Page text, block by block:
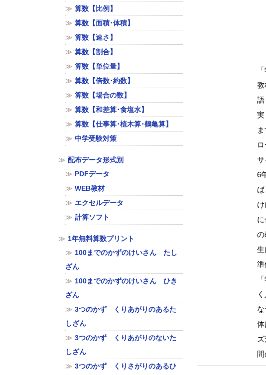
教
語
実
サ
6
の
生
準
体
算数【比例】
算数【面積･体積】
算数【速さ】
算数【割合】
算数【単位量】
算数【倍数･約数】
算数【場合の数】
算数【和差算･食塩水】
算数【仕事算･植木算･鶴亀算】
中学受験対策
配布データ形式別
PDFデータ
WEB教材
エクセルデータ
計算ソフト
1年無料算数プリント
100までのかずのけいさん たし
ざん
100までのかずのけいさん ひき
ざん
3つのかず くりあがりのあるた
しざん
3つのかず くりあがりのないた
しざん
3つのかず くりさがりのあるひ